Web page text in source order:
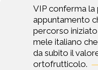
VIP conferma la
appuntamento
percorso
mele italiano
da subito il
ortofrutticolo.